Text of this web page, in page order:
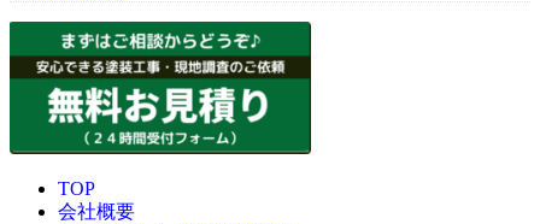
TOP
会社概要